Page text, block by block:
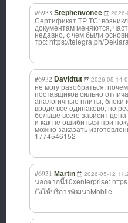
#6933 Stephenvonee
Сертификат ТР ТС:
документам меняются,
недавно, с чем были
трс: https://telegra.ph/
#6932 Davidtut 2026-05-14
не могу разобраться,
поставщиков сильно
аналогичные плиты,
вроде всё одинаково, но
больше всего зависит
и как не ошибиться при
можно заказать
1774546152
#6931 Martin 2026-05-12
นอกจากนี้10xenterprise:
ยังให้บริการพัฒนาMobile.